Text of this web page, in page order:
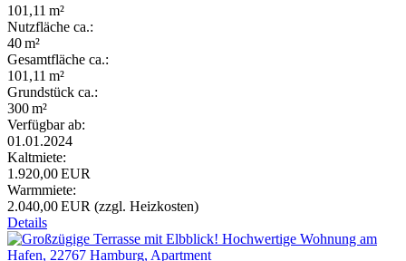
101,11 m²
Nutzfläche ca.:
40 m²
Gesamtfläche ca.:
101,11 m²
Grund­stück ca.:
300 m²
Verfügbar ab:
01.01.2024
Kaltmiete:
1.920,00 EUR
Warmmiete:
2.040,00 EUR (zzgl. Heizkosten)
Details